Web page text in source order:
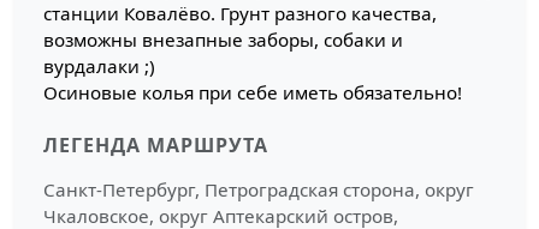
станции Ковалёво. Грунт разного качества,
возможны внезапные заборы, собаки и
вурдалаки ;)
Осиновые колья при себе иметь обязательно!
ЛЕГЕНДА МАРШРУТА
Санкт-Петербург, Петроградская сторона, округ
Чкаловское, округ Аптекарский остров,